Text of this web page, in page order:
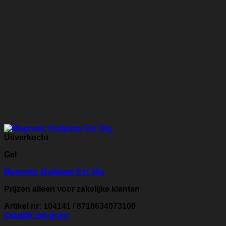
Uitverkocht
Gel
Magnetic Nailplate Ext 30g
Prijzen alleen voor zakelijke klanten
Artikel nr: 104141 / 8718634073100
Zakelijk inloggen